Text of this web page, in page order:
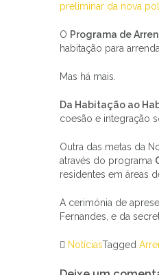
preliminar da nova
O Programa de
habitação para
Mas há mais.
Da Habitação ao
coesão e integração
Outra das metas da
através do programa
residentes em áreas
A cerimónia de
Fernandes, e da
NotíciasTagged